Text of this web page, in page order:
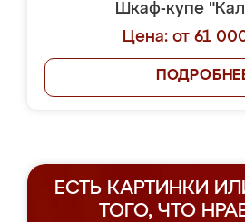
Шкаф-купе
Цена: от 61
ЕСТЬ КАРТИНКИ
ТОГО, ЧТО